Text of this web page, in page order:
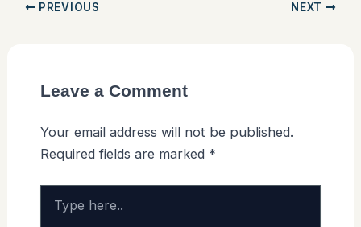
PREVIOUS NEXT
Leave a Comment
Your email address will not be published.
Required fields are marked *
here..